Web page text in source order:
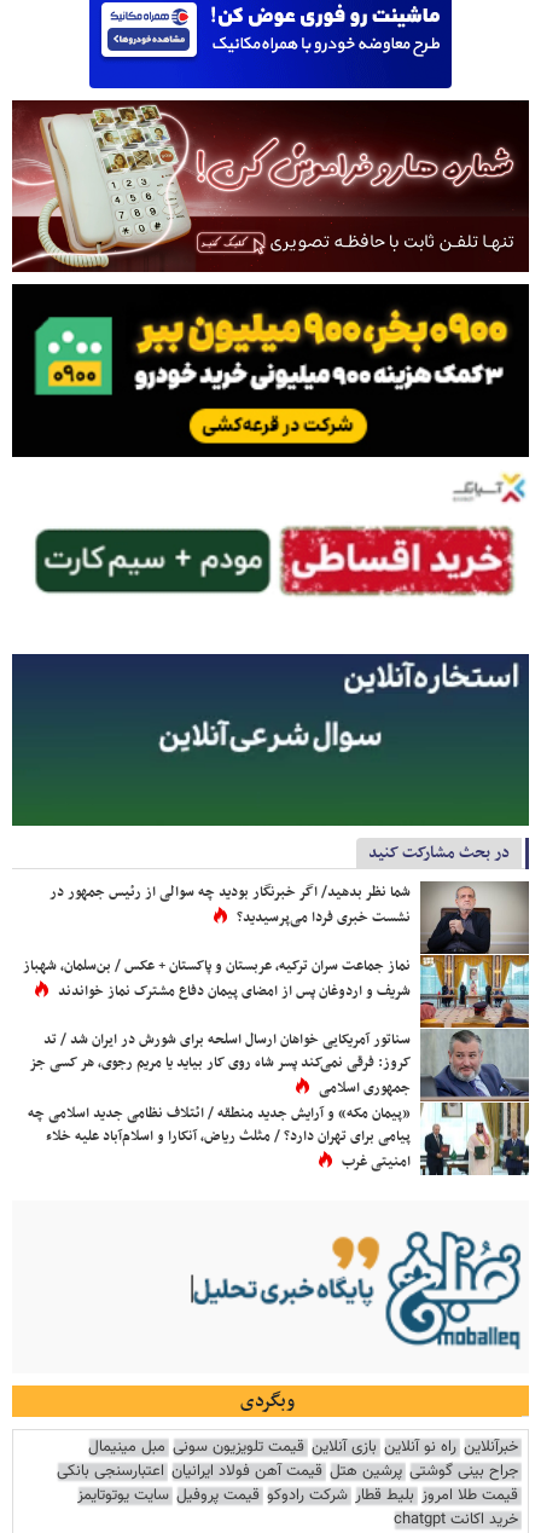
در بحث مشارکت کنید
شما نظر بدهید/ اگر خبرنگار بودید چه سوالی از رئیس جمهور در
نشست خبری فردا می‌پرسیدید؟
نماز جماعت سران ترکیه، عربستان و پاکستان + عکس / بن‌سلمان، شهباز
شریف و اردوغان پس از امضای پیمان دفاع مشترک نماز خواندند
سناتور آمریکایی خواهان ارسال اسلحه برای شورش در ایران شد / تد
کروز: فرقی نمی‌کند پسر شاه روی کار بیاید یا مریم رجوی، هر کسی جز
جمهوری اسلامی
«پیمان مکه» و آرایش جدید منطقه / ائتلاف نظامی جدید اسلامی چه
پیامی برای تهران دارد؟ / مثلث ریاض، آنکارا و اسلام‌آباد علیه خلاء
امنیتی غرب
وبگردی
خبرآنلاین راه نو آنلاین بازی آنلاین قیمت تلویزیون سونی مبل مینیمال
جراح بینی گوشتی پرشین هتل قیمت آهن فولاد ایرانیان اعتبارسنجی بانکی
قیمت طلا امروز بلیط قطار شرکت رادوکو قیمت پروفیل سایت یوتوتایمز
خرید اکانت chatgpt